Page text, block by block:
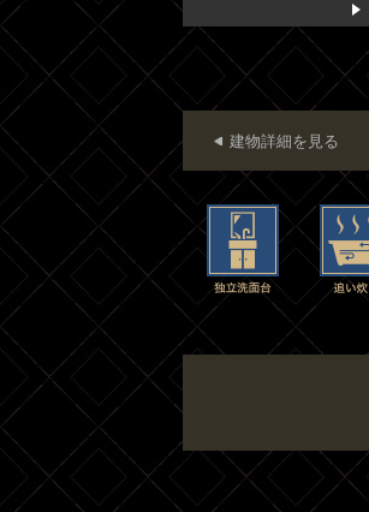
建物詳細を見る